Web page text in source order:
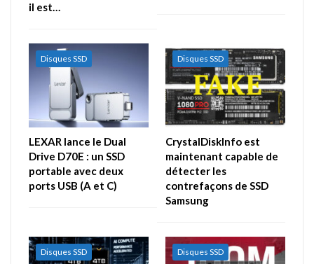
il est…
Disques SSD
LEXAR lance le Dual
Drive D70E : un SSD
portable avec deux
ports USB (A et C)
Disques SSD
CrystalDiskInfo est
maintenant capable de
détecter les
contrefaçons de SSD
Samsung
Disques SSD Disques SSD